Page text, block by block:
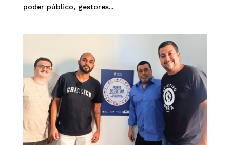
poder público, gestores...